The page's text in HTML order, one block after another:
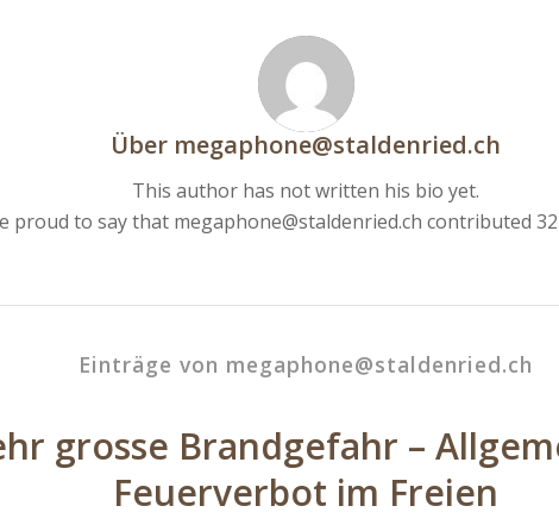
Über megaphone@staldenried.ch
This author has not written his bio yet.
proud to say that megaphone@staldenried.ch contributed
Einträge von megaphone@staldenried.ch
grosse Brandgefahr –
Feuerverbot im Freien